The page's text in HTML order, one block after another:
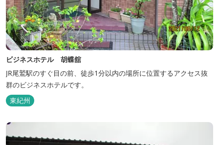
ビジネスホテル 胡蝶舘
JR尾鷲駅のすぐ目の前、徒歩1分以内の場所に位置するアクセス抜
群のビジネスホテルです。
東紀州